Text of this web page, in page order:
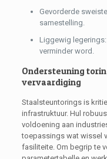
Gevorderde
samestelling.
Liggewig
verminder word.
Ondersteuning
vervaardiging
Staalsteuntorings is
infrastruktuur. Hul
voldoening aan
toepassings wat wissel
fasiliteite. Om begrip te